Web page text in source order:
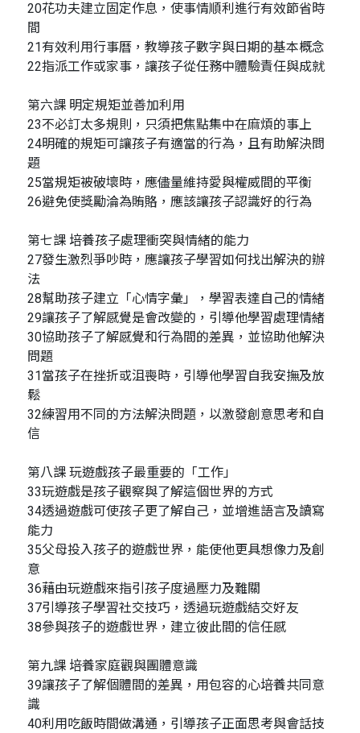
20花功夫建立固定作息，使事情順利進行有效節省時
間
21有效利用行事曆，教導孩子數字與日期的基本概念
22指派工作或家事，讓孩子從任務中體驗責任與成就
第六課 明定規矩並善加利用
23不必訂太多規則，只須把焦點集中在麻煩的事上
24明確的規矩可讓孩子有適當的行為，且有助解決問
題
25當規矩被破壞時，應儘量維持愛與權威間的平衡
26避免使獎勵淪為賄賂，應該讓孩子認識好的行為
第七課 培養孩子處理衝突與情緒的能力
27發生激烈爭吵時，應讓孩子學習如何找出解決的辦
法
28幫助孩子建立「心情字彙」，學習表達自己的情緒
29讓孩子了解感覺是會改變的，引導他學習處理情緒
30協助孩子了解感覺和行為間的差異，並協助他解決
問題
31當孩子在挫折或沮喪時，引導他學習自我安撫及放
鬆
32練習用不同的方法解決問題，以激發創意思考和自
信
第八課 玩遊戲孩子最重要的「工作」
33玩遊戲是孩子觀察與了解這個世界的方式
34透過遊戲可使孩子更了解自己，並增進語言及讀寫
能力
35父母投入孩子的遊戲世界，能使他更具想像力及創
意
36藉由玩遊戲來指引孩子度過壓力及難關
37引導孩子學習社交技巧，透過玩遊戲結交好友
38參與孩子的遊戲世界，建立彼此間的信任感
第九課 培養家庭觀與團體意識
39讓孩子了解個體間的差異，用包容的心培養共同意
識
40利用吃飯時間做溝通，引導孩子正面思考與會話技